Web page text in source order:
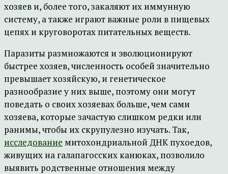
хозяев и, более того, закаляют их иммунную
систему, а также играют важные роли в пищевых
цепях и круговоротах питательных веществ.
Паразиты размножаются и эволюционируют
быстрее хозяев, численность особей значительно
превышает хозяйскую, и генетическое
разнообразие у них выше, поэтому они могут
поведать о своих хозяевах больше, чем сами
хозяева, которые зачастую слишком редки или
ранимы, чтобы их скрупулезно изучать. Так,
исследование митохондриальной ДНК пухоедов,
живущих на галапагосских канюках, позволило
выявить родственные отношения между